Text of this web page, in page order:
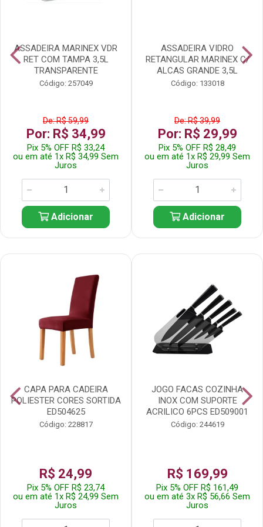
ASSADEIRA MARINEX VDR
RET COM TAMPA 3,5L
TRANSPARENTE
Código: 257049
De: R$ 59,99
Por: R$ 34,99
Pix 5% OFF R$ 33,24
ou em até 1x R$ 34,99 Sem
Juros
Adicionar
ASSADEIRA VIDRO
RETANGULAR MARINEX C/
ALCAS GRANDE 3,5L
Código: 133018
De: R$ 39,99
Por: R$ 29,99
Pix 5% OFF R$ 28,49
ou em até 1x R$ 29,99 Sem
Juros
Adicionar
CAPA PARA CADEIRA
POLIESTER CORES SORTIDA
ED504625
Código: 228817
R$ 24,99
Pix 5% OFF R$ 23,74
ou em até 1x R$ 24,99 Sem
Juros
JOGO FACAS COZINHA
INOX COM SUPORTE
ACRILICO 6PCS ED509001
Código: 244619
R$ 169,99
Pix 5% OFF R$ 161,49
ou em até 3x R$ 56,66 Sem
Juros